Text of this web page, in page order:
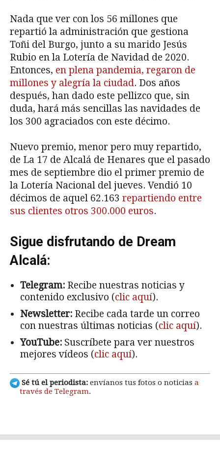
Nada que ver con los 56 millones que
repartió la administración que gestiona
Toñi del Burgo, junto a su marido Jesús
Rubio en la Lotería de Navidad de 2020.
Entonces, en plena pandemia, regaron de
millones y alegría la ciudad. Dos años
después, han dado este pellizco que, sin
duda, hará más sencillas las navidades de
los 300 agraciados con este décimo.
Nuevo premio, menor pero muy repartido,
de La 17 de Alcalá de Henares que el pasado
mes de septiembre dio el primer premio de
la Lotería Nacional del jueves. Vendió 10
décimos de aquel 62.163 repartiendo entre
sus clientes otros 300.000 euros.
Sigue disfrutando de Dream
Alcalá:
Telegram: Recibe nuestras noticias y
contenido exclusivo (clic aquí).
Newsletter: Recibe cada tarde un correo
con nuestras últimas noticias (clic aquí).
YouTube: Suscríbete para ver nuestros
mejores vídeos (clic aquí).
Sé tú el periodista: envíanos tus fotos o noticias a
través de Telegram.